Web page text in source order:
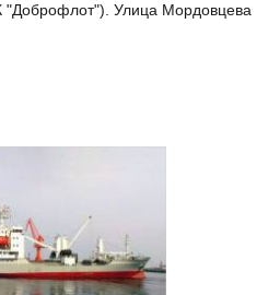
Улица Мордовцева